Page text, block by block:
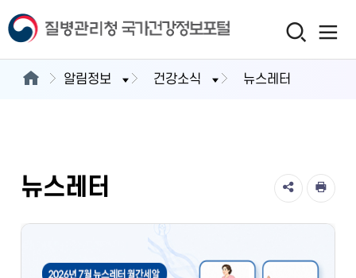
알림정보 건강소식 뉴스레터
뉴스레터